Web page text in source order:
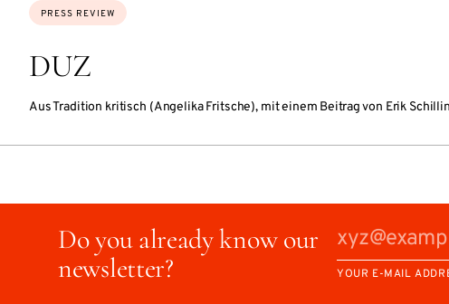
DUZ
Aus Tradition kritisch (Angelika Fritsche), mit einem Beitrag von Erik
Topics:
PRESS REVIEW
Do you already know our
newsletter?
YOUR E-MAIL